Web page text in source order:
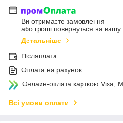
Ви отримаєте замовлення
або гроші повернуться на вашу
Детальніше
Післяплата
Оплата на рахунок
Онлайн-оплата карткою Visa,
Всі умови оплати